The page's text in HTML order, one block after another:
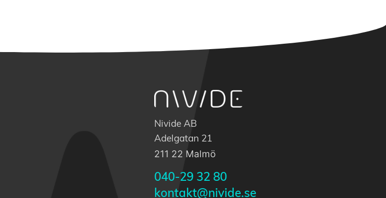
Nivide AB
Adelgatan 21
211 22 Malmö
040-29 32 80
kontakt@nivide.se